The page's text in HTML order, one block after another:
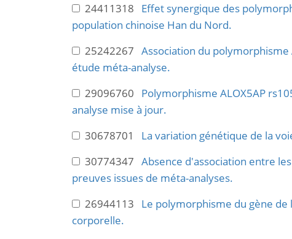
24411318 Effet synergique des
population chinoise Han du Nord.
25242267 Association du polymorphisme
étude méta-analyse.
29096760 Polymorphisme ALOX5AP
analyse mise à jour.
30678701 La variation génétique de la
30774347 Absence d'association entre
preuves issues de méta-analyses.
26944113 Le polymorphisme du gène de
corporelle.